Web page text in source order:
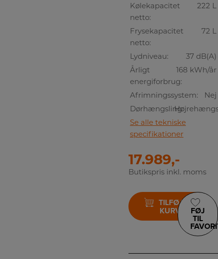
Kølekapacitet
netto:
222 L
Frysekapacitet
netto:
72 L
Lydniveau:
37 dB(A)
Årligt
energiforbrug:
168 kWh/år
Afrimningssystem:
Nej
Dørhængsling:
Se alle tekniske
specifikationer
17.989,-
Butikspris inkl. moms
TILFØJ TIL
KURV
FØJ
TIL